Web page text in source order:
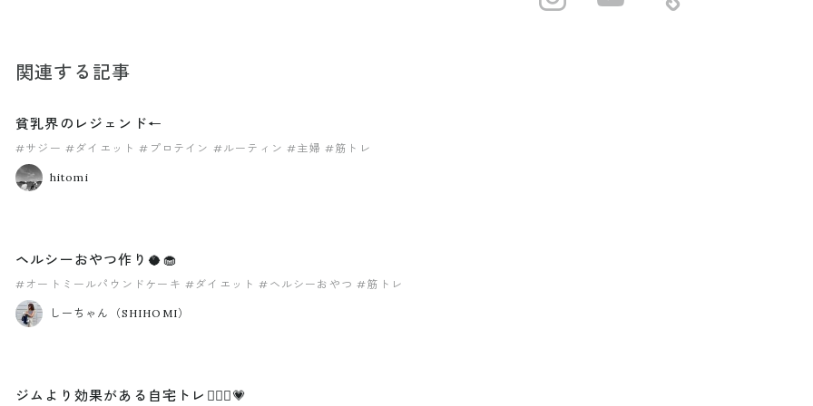
関連する記事
貧乳界のレジェンド←
#サジー #ダイエット #プロテイン #ルーティン #主婦 #筋トレ
hitomi
ヘルシーおやつ作り🥥🧁
#オートミールパウンドケーキ #ダイエット #ヘルシーおやつ #筋トレ
しーちゃん（SHIHOMI）
ジムより効果がある自宅トレ🧘🏼‍♀️💗